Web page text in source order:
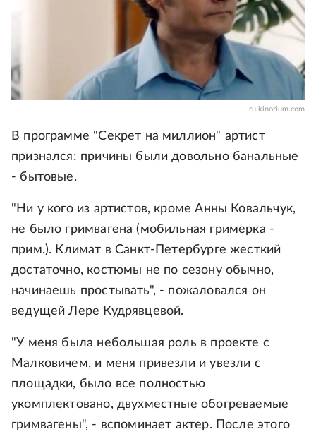
ru.kinorium.com
В программе "Секрет на миллион" артист
признался: причины были довольно банальные
- бытовые.
"Ни у кого из артистов, кроме Анны Ковальчук,
не было гримвагена (мобильная гримерка -
прим.). Климат в Санкт-Петербурге жесткий
достаточно, костюмы не по сезону обычно,
начинаешь простывать", - пожаловался он
ведущей Лере Кудрявцевой.
"У меня была небольшая роль в проекте с
Малковичем, и меня привезли и увезли с
площадки, было все полностью
укомплектовано, двухместные обогреваемые
гримвагены", - вспоминает актер. После этого